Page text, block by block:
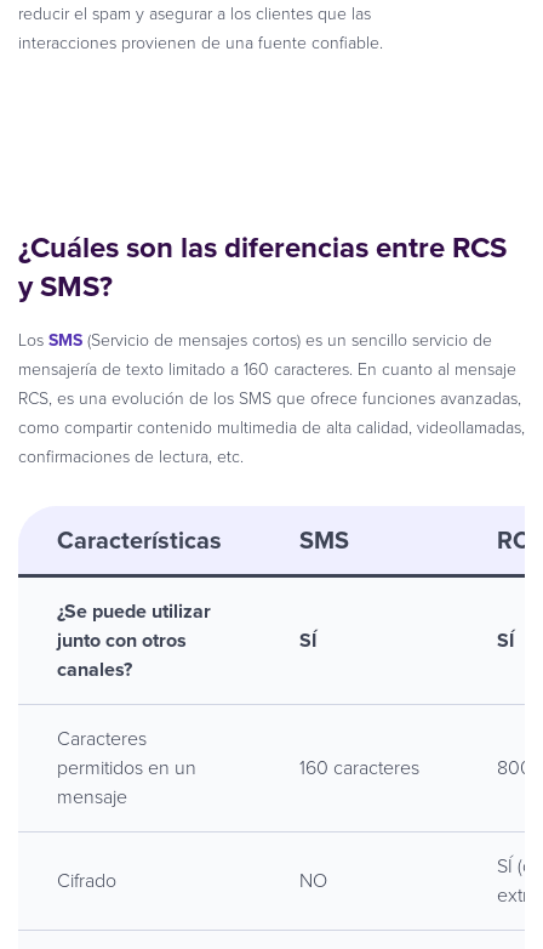
reducir el spam y asegurar a los clientes que las
interacciones provienen de una fuente confiable.
¿Cuáles son las diferencias entre RCS
y SMS?
LosSMS(Servicio de mensajes cortos) es un sencillo servicio de
mensajería de texto limitado a 160 caracteres. En cuanto al mensaje
RCS, es una evolución de los SMS que ofrece funciones avanzadas,
como compartir contenido multimedia de alta calidad, videollamadas,
confirmaciones de lectura, etc.
Características SMS RCS
¿Se puede utilizar
junto con otros
canales?
SÍ SÍ
Caracteres
permitidos en un
mensaje
160 caracteres
Cifrado NO
SÍ